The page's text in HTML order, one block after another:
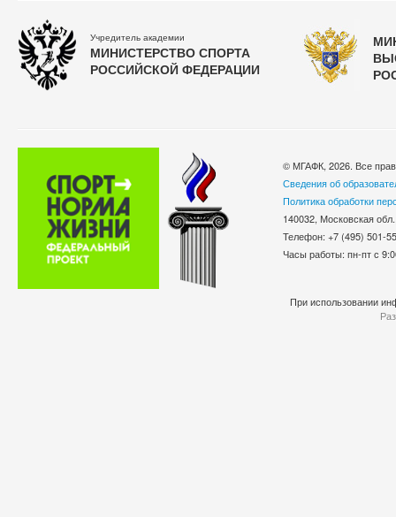
Учредитель академии
МИНИСТЕРСТВО СПОРТА
РОССИЙСКОЙ ФЕДЕРАЦИИ
© МГАФК, 2026. Все
Сведения об
Политика обработки
140032, Московская
Телефон: +7 (495)
Часы работы: пн-пт с
При использовании